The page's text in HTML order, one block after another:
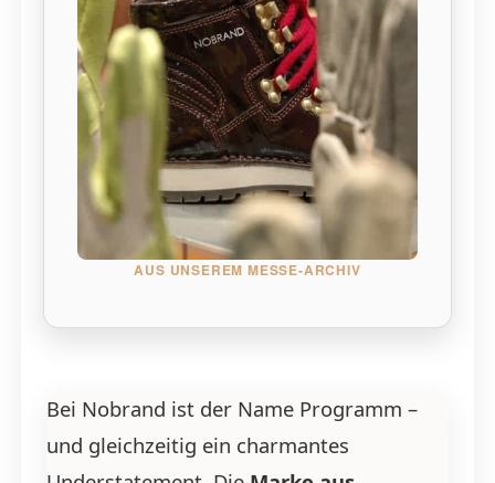
AUS UNSEREM MESSE-ARCHIV
Bei Nobrand ist der Name Programm –
und gleichzeitig ein charmantes